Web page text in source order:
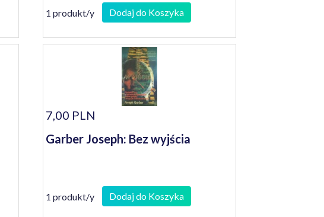
1 produkt/y Dodaj do Koszyka
7,00 PLN
Garber Joseph: Bez wyjścia
1 produkt/y Dodaj do Koszyka